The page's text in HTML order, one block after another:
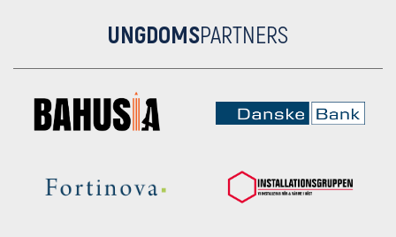
UNGDOMSPARTNERS